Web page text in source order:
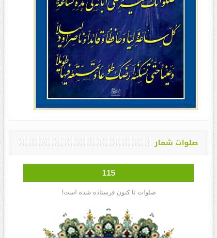
صلوات شمار
115
صلوات تا کنون فرستاده شده است!